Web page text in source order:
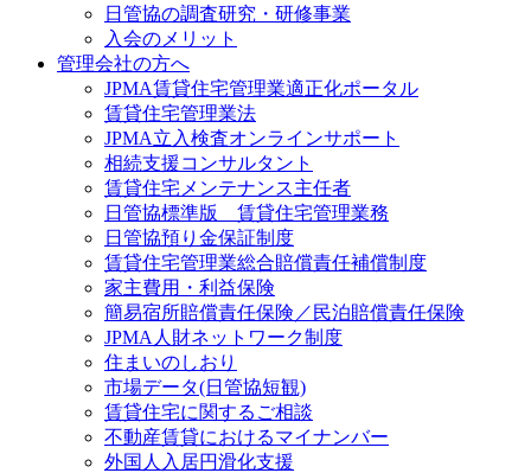
日管協の調査研究・研修事業
入会のメリット
管理会社の方へ
JPMA賃貸住宅管理業適正化ポータル
賃貸住宅管理業法
JPMA立入検査オンラインサポート
相続支援コンサルタント
賃貸住宅メンテナンス主任者
日管協標準版 賃貸住宅管理業務
日管協預り金保証制度
賃貸住宅管理業総合賠償責任補償制度
家主費用・利益保険
簡易宿所賠償責任保険／民泊賠償責任保険
JPMA人財ネットワーク制度
住まいのしおり
市場データ(日管協短観)
賃貸住宅に関するご相談
不動産賃貸におけるマイナンバー
外国人入居円滑化支援